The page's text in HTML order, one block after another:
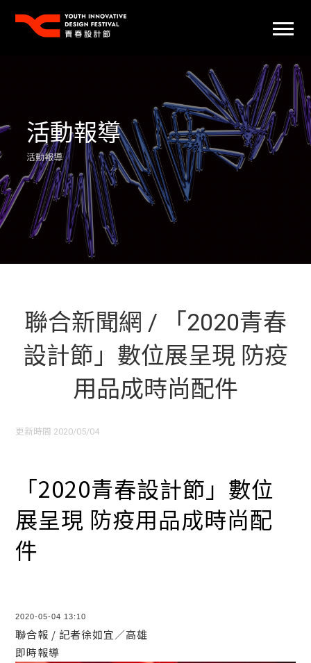
活動報導
活動報導
聯合新聞網 / 「2020青春
設計節」數位展呈現 防疫
用品成時尚配件
更新時間 2020/05/04
「2020青春設計節」數位
展呈現 防疫用品成時尚配
件
2020-05-04 13:10
聯合報 / 記者徐如宜／高雄
即時報導